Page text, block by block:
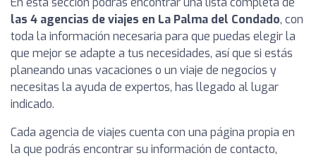
las 4 agencias de viajes en La Palma del Condado, con
toda la información necesaria para que puedas elegir la
que mejor se adapte a tus necesidades, así que si estás
planeando unas vacaciones o un viaje de negocios y
necesitas la ayuda de expertos, has llegado al lugar
indicado.
Cada agencia de viajes cuenta con una página propia en
la que podrás encontrar su información de contacto,